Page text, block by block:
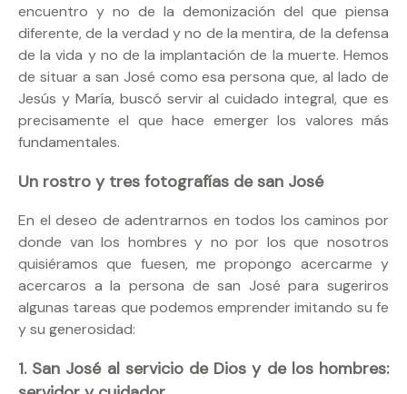
encuentro y no de la demonización del que piensa
diferente, de la verdad y no de la mentira, de la defensa
de la vida y no de la implantación de la muerte. Hemos
de situar a san José como esa persona que, al lado de
Jesús y María, buscó servir al cuidado integral, que es
precisamente el que hace emerger los valores más
fundamentales.
Un rostro y tres fotografías de san José
En el deseo de adentrarnos en todos los caminos por
donde van los hombres y no por los que nosotros
quisiéramos que fuesen, me propongo acercarme y
acercaros a la persona de san José para sugeriros
algunas tareas que podemos emprender imitando su fe
y su generosidad:
1. San José al servicio de Dios y de los hombres: